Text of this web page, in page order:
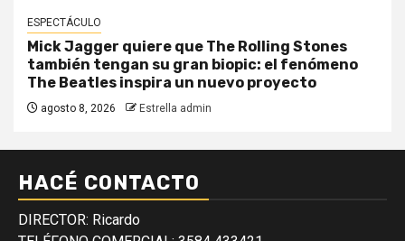
ESPECTÁCULO
Mick Jagger quiere que The Rolling Stones
también tengan su gran biopic: el fenómeno
The Beatles inspira un nuevo proyecto
agosto 8, 2026 Estrella admin
HACÉ CONTACTO
DIRECTOR: Ricardo